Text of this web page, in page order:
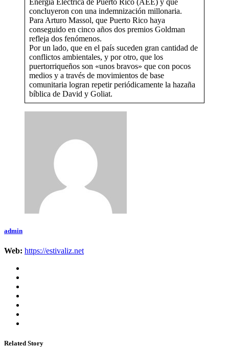
concluyeron con una indemnización millonaria.
Para Arturo Massol, que Puerto Rico haya
conseguido en cinco años dos premios Goldman
refleja dos fenómenos.
Por un lado, que en el país suceden gran cantidad de
conflictos ambientales, y por otro, que los
puertorriqueños son «unos bravos» que con pocos
medios y a través de movimientos de base
comunitaria logran repetir periódicamente la hazaña
bíblica de David y Goliat.
admin
Web: https://estivaliz.net
Related Story